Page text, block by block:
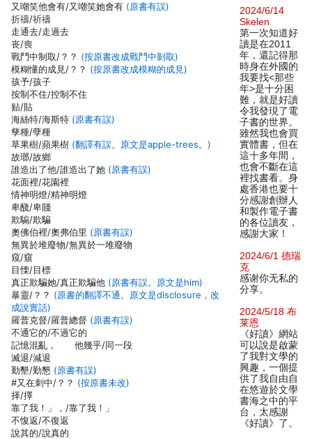
又嘲笑他會有/又嘲笑她會有 (原書有誤)
折禱/祈禱
走通去/走過去
丧/喪
戰鬥中制取/？？ (按原書改成戰鬥中剝取)
模糊懂的成見/？？ (按原書改成模糊的成見)
孩予/孩子
按制不住/控制不住
贴/貼
海絲特/海斯特 (原書有誤)
孳種/孽種
草果樹/蘋果樹 (翻譯有誤。原文是apple-trees。)
故瑯/故鄉
誰造出了他/誰造出了她 (原書有誤)
花面裡/花園裡
情神明燈/精神明燈
卑醆/卑賤
欺騸/欺騙
奧佛伯裡/奧弗伯里 (原書有誤)
無異於堆廢物/無異於一堆廢物
窥/窺
目慄/目標
真正欺騙她/真正欺騙他 (原書有誤。原文是him)
暴靈/？？ (原書的翻譯不通。原文是disclosure，改
成說實話)
羅普克督/羅普總督 (原書有誤)
不通它的/不過它的
記憶混亂， 他幾乎/同一段
滅退/減退
勤墾/勤懇 (原書有誤)
#又在刺中/？？ (按原書未改)
择/擇
靠了我！」，/靠了我！」
不愎返/不復返
說其的/說真的
2024/6/14
Skelen
第一次知道好
讀是在2011
年，還記得那
時身在外國的
我要找<那些
年>是十分困
難，就是好讀
令我發現了電
子書的世界。
雖然我也會買
實體書，但在
這十多年間，
也會不斷在這
裡找書看。身
處香港也要十
分感謝創辦人
和製作電子書
的各位讀友，
感謝大家！
2024/6/1 德瑞
克
感谢你无私的
分享。
2024/5/18 布
莱恩
《好讀》網站
可以說是啟蒙
了我對文學的
興趣，一個提
供了我自由自
在悠遊於文學
書海之中的平
台，太感謝
《好讀》了。